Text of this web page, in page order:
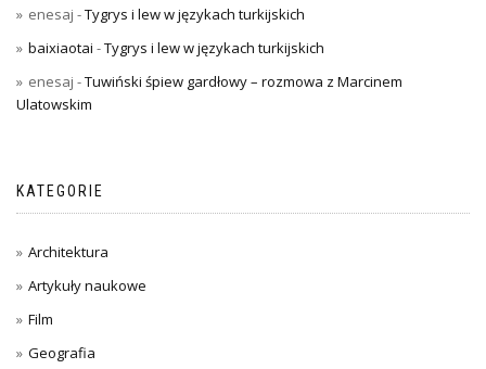
enesaj -Tygrys i lew w językach turkijskich
baixiaotai -Tygrys i lew w językach turkijskich
enesaj -Tuwiński śpiew gardłowy – rozmowa z Marcinem
Ulatowskim
KATEGORIE
Architektura
Artykuły naukowe
Film
Geografia